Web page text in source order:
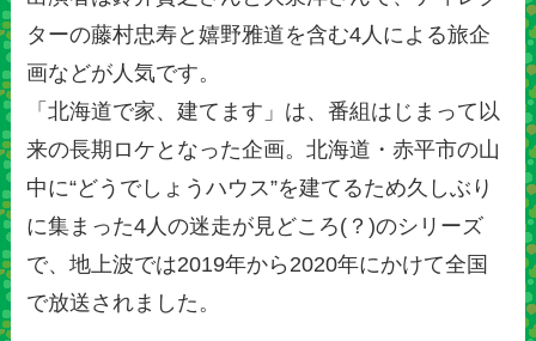
ターの藤村忠寿と嬉野雅道を含む4人による旅企
画などが人気です。
「北海道で家、建てます」は、番組はじまって以
来の長期ロケとなった企画。北海道・赤平市の山
中に“どうでしょうハウス”を建てるため久しぶり
に集まった4人の迷走が見どころ(？)のシリーズ
で、地上波では2019年から2020年にかけて全国
で放送されました。